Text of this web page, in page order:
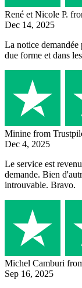
René et Nicole P.
Dec 14, 2025
La notice
due forme et dans
Minine from
Dec 4, 2025
Le service est
demande. Bien
introuvable. Bravo.
Michel Camburi
Sep 16, 2025